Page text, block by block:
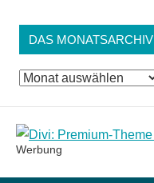
DAS MONATSARCHIV
Das
Werbung